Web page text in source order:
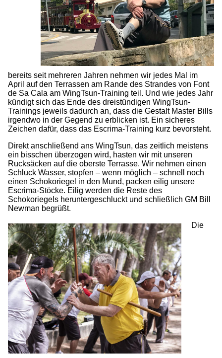
bereits seit mehreren Jahren nehmen wir jedes Mal im
April auf den Terrassen am Rande des Strandes von Font
de Sa Cala am WingTsun-Training teil. Und wie jedes Jahr
kündigt sich das Ende des dreistündigen WingTsun-
Trainings jeweils dadurch an, dass die Gestalt Master Bills
irgendwo in der Gegend zu erblicken ist. Ein sicheres
Zeichen dafür, dass das Escrima-Training kurz bevorsteht.
Direkt anschließend ans WingTsun, das zeitlich meistens
ein bisschen überzogen wird, hasten wir mit unseren
Rucksäcken auf die oberste Terrasse. Wir nehmen einen
Schluck Wasser, stopfen – wenn möglich – schnell noch
einen Schokoriegel in den Mund, packen eilig unsere
Escrima-Stöcke. Eilig werden die Reste des
Schokoriegels heruntergeschluckt und schließlich GM Bill
Newman begrüßt.
Die